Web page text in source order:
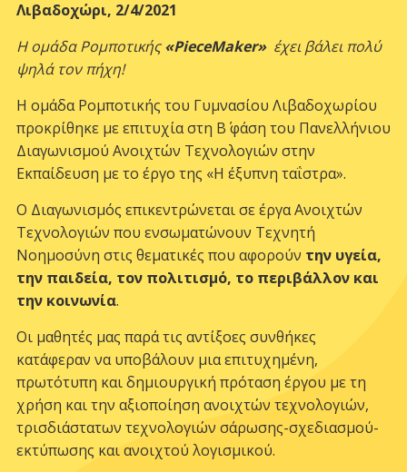
Λιβαδοχώρι, 2/4/2021
Η ομάδα Ρομποτικής«PieceMaker» έχει βάλει πολύ
ψηλά τον πήχη!
Η ομάδα Ρομποτικής του Γυμνασίου Λιβαδοχωρίου
προκρίθηκε με επιτυχία στη Β΄ φάση του Πανελλήνιου
Διαγωνισμού Ανοιχτών Τεχνολογιών στην
Εκπαίδευση με το έργο της «Η έξυπνη ταΐστρα».
O Διαγωνισμός επικεντρώνεται σε έργα Ανοιχτών
Τεχνολογιών που ενσωματώνουν Τεχνητή
Νοημοσύνη στις θεματικές που αφορούν την υγεία,
την παιδεία, τον πολιτισμό, το περιβάλλον και
την κοινωνία.
Οι μαθητές μας παρά τις αντίξοες συνθήκες
κατάφεραν να υποβάλουν μια επιτυχημένη,
πρωτότυπη και δημιουργική πρόταση έργου με τη
χρήση και την αξιοποίηση ανοιχτών τεχνολογιών,
τρισδιάστατων τεχνολογιών σάρωσης-σχεδιασμού-
εκτύπωσης και ανοιχτού λογισμικού.